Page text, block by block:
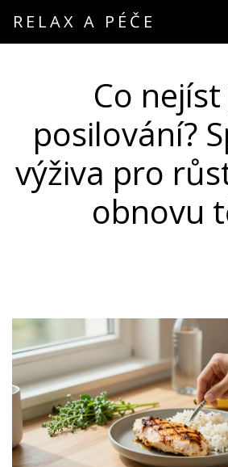
RELAX A PÉČE
Co
posilování?
výživa pro
obnovu